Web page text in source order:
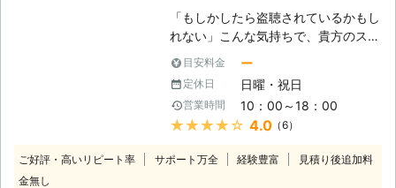
制はそのままでは、罪に出来ません。
盗聴器を設置する為に、不法侵入した
り、それにより得た情報で犯罪を起こ
すと問題になりますが、今のところ、
盗聴器を取り外し、盗聴を止めるの
が、一番の対策となっています。 盗
聴器の発見には、ノウハウや特殊な機
富ですので、皆様のご不安を素早く解
2016年11月30日
「もしかしたら盗聴されているかもし
れない」こんな気持ちで、貴方のスト
レスは溜まってませんか？元々「日本
は治安が良い」という声がありました
が、近年、日本でも一歩外に出ればそ
の陰りが出始めていますので、せめて
家の中くらい、安心して何も考えず過
もし盗聴・盗撮をされていると、安心
目安料金 ー
定休日 日曜・祝日
営業時間 10：00～18：00
★★★★★ 4.0（6）
ご好評・高いリピート率 サポート万全 経験豊富
見積り後追加料
金無し